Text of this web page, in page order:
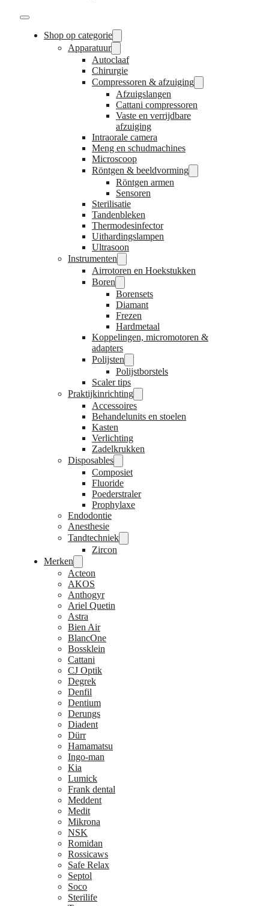
Shop op categorie
Apparatuur
Autoclaaf
Chirurgie
Compressoren & afzuiging
Afzuigslangen
Cattani compressoren
Vaste en verrijdbare
afzuiging
Intraorale camera
Meng en schudmachines
Microscoop
Röntgen & beeldvorming
Röntgen armen
Sensoren
Sterilisatie
Tandenbleken
Thermodesinfector
Uithardingslampen
Ultrasoon
Instrumenten
Airrotoren en Hoekstukken
Boren
Borensets
Diamant
Frezen
Hardmetaal
Koppelingen, micromotoren &
adapters
Polijsten
Polijstborstels
Scaler tips
Praktijkinrichting
Accessoires
Behandelunits en stoelen
Kasten
Verlichting
Zadelkrukken
Disposables
Composiet
Fluoride
Poederstraler
Prophylaxe
Endodontie
Anesthesie
Tandtechniek
Zircon
Merken
Acteon
AKOS
Anthogyr
Ariel Quetin
Astra
Bien Air
BlancOne
Bossklein
Cattani
CJ Optik
Degrek
Denfil
Dentium
Derungs
Diadent
Dürr
Hamamatsu
Ingo-man
Kia
Lumick
Frank dental
Meddent
Medit
Mikrona
NSK
Romidan
Rossicaws
Safe Relax
Septol
Soco
Sterilife